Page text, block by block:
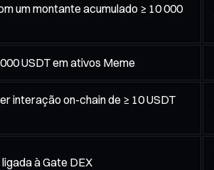
um montante acumulado ≥ 10 000
USDT em ativos Meme
interação on-chain de ≥ 10 USDT
à Gate DEX